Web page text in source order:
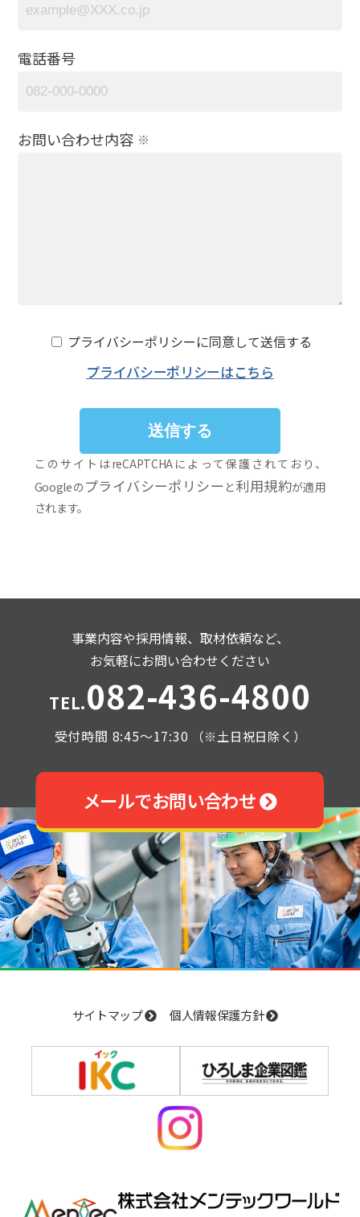
電話番号
お問い合わせ内容 ※
プライバシーポリシーに同意して送信する
プライバシーポリシーはこちら
このサイトはreCAPTCHAによって保護されており、
Googleの プライバシーポリシー と利用規約が適用
されます。
事業内容や採用情報、取材依頼など、
お気軽にお問い合わせください
TEL.082-436-4800
受付時間 8:45～17:30 （※土日祝日除く）
メールでお問い合わせ
サイトマップ 個人情報保護方針